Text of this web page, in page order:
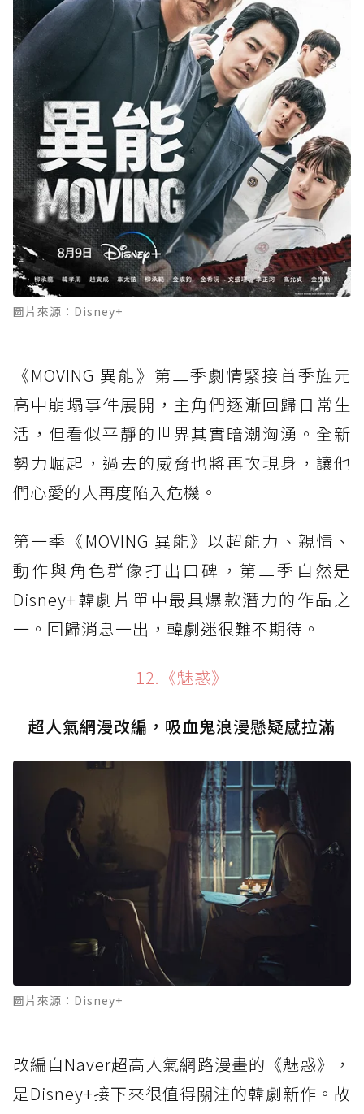
圖片來源：Disney+
《MOVING 異能》第二季劇情緊接首季旌元
高中崩塌事件展開，主角們逐漸回歸日常生
活，但看似平靜的世界其實暗潮洶湧。全新
勢力崛起，過去的威脅也將再次現身，讓他
們心愛的人再度陷入危機。
第一季《MOVING 異能》以超能力、親情、
動作與角色群像打出口碑，第二季自然是
Disney+韓劇片單中最具爆款潛力的作品之
一。回歸消息一出，韓劇迷很難不期待。
12.《魅惑》
超人氣網漫改編，吸血鬼浪漫懸疑感拉滿
圖片來源：Disney+
改編自Naver超高人氣網路漫畫的《魅惑》，
是Disney+接下來很值得關注的韓劇新作。故